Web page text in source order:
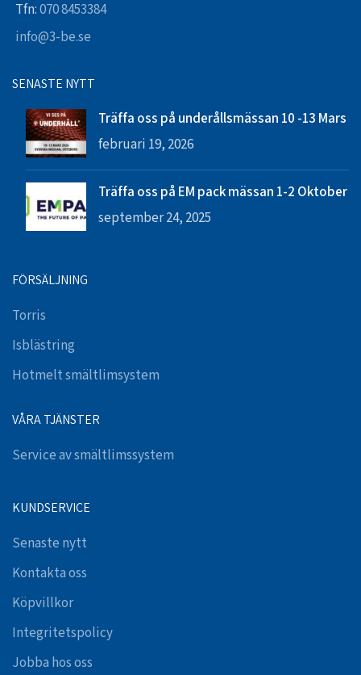
Tfn:070 8453384
info@3-be.se
SENASTE NYTT
Träffa oss på underållsmässan 10 -13 Mars
februari 19, 2026
Träffa oss på EM pack mässan 1-2 Oktober
september 24, 2025
FÖRSÄLJNING
Torris
Isblästring
Hotmelt smältlimsystem
VÅRA TJÄNSTER
Service av smältlimssystem
KUNDSERVICE
Senaste nytt
Kontakta oss
Köpvillkor
Integritetspolicy
Jobba hos oss